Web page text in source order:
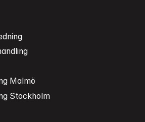
Malmö
Stockholm